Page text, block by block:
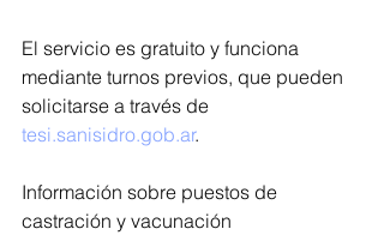
El servicio es gratuito y funciona
mediante turnos previos, que pueden
solicitarse a través de
tesi.sanisidro.gob.ar.
Información sobre puestos de
castración y vacunación